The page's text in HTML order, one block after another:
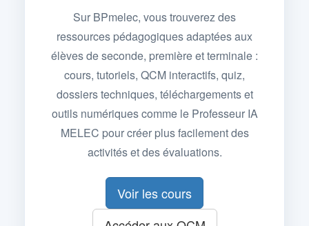
Sur BPmelec, vous trouverez des
ressources pédagogiques adaptées aux
élèves de seconde, première et terminale :
cours, tutoriels, QCM interactifs, quiz,
dossiers techniques, téléchargements et
outils numériques comme le Professeur IA
MELEC pour créer plus facilement des
activités et des évaluations.
Voir les cours